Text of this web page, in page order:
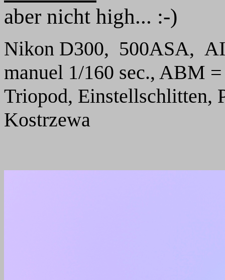
aber nicht high... :-)
Nikon D300, 500ASA,
manuel 1/160 sec., ABM
Triopod, Einstellschlitten,
Kostrzewa